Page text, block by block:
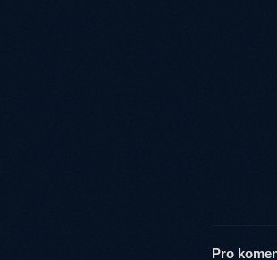
Pro